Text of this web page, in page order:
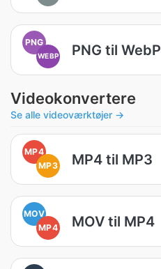
PNG
WEBP PNG til WebP
Videokonvertere
Se alle videoværktøjer →
MP4
MP3
MP4 til MP3
MOV
MP4
MOV til MP4